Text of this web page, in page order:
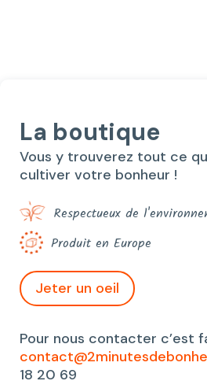
La boutique
Vous y trouverez tout ce
cultiver votre bonheur !
Respectueux de
Produit en Europe
Jeter un oeil
Pour nous contacter c’est
18 20 69